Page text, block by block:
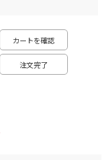
カートを確認
注文完了